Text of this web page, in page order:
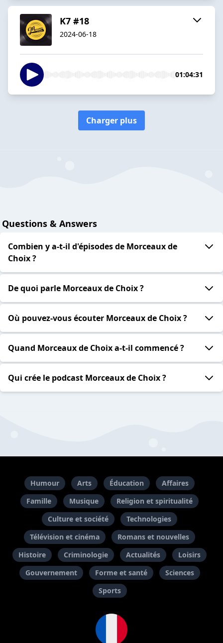
K7 #18
2024-06-18
01:04:31
Charger plus
Questions & Answers
Combien y a-t-il d'épisodes de Morceaux de
Choix ?
De quoi parle Morceaux de Choix ?
Où pouvez-vous écouter Morceaux de Choix ?
Quand Morceaux de Choix a-t-il commencé ?
Qui crée le podcast Morceaux de Choix ?
Humour Arts Éducation
Affaires
Famille
Musique
Religion et spiritualité
Culture et société
Technologies
Télévision et cinéma
Romans et nouvelles
Histoire
Criminologie Actualités
Loisirs
Gouvernement
Forme et santé
Sciences
Sports